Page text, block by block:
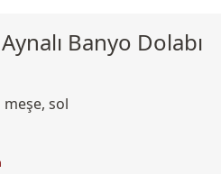
Banyo Dolabı
meşe, sol